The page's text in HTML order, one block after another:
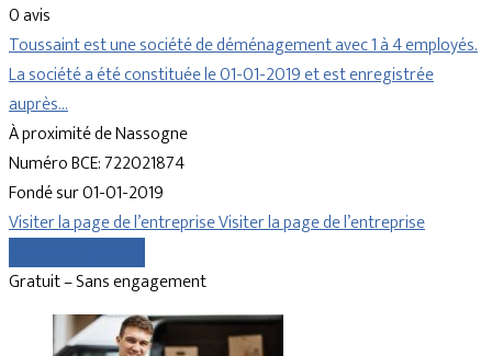
0 avis
Toussaint est une société de déménagement avec 1 à 4 employés.
La société a été constituée le 01-01-2019 et est enregistrée
auprès…
À proximité de Nassogne
Numéro BCE: 722021874
Fondé sur 01-01-2019
Visiter la page de l’entrepriseVisiter la page de l’entreprise
Gratuit – Sans engagement